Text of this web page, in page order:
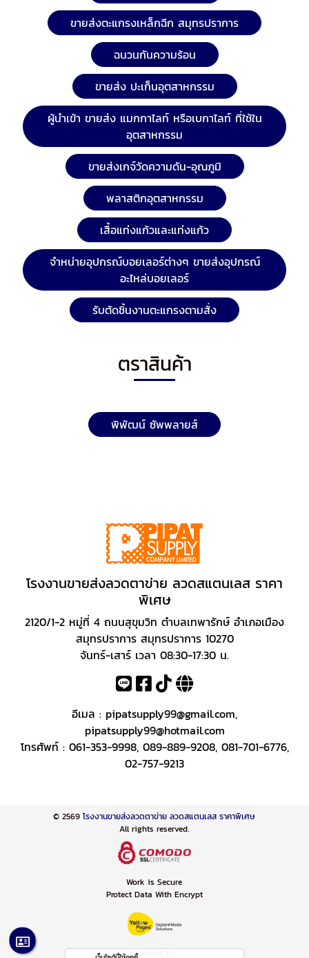
ขายส่งตะแกรงเหล็กฉีก สมุทรปราการ
ฉนวนกันความร้อน
ขายส่ง ปะเก็นอุตสาหกรรม
ผู้นำเข้า ขายส่ง แมกกาไลท์ หรือเบกาไลท์ ที่ใช้ใน
อุตสาหกรรม
ขายส่งเกจ์วัดความดัน-อุณภูมิ
พลาสติกอุตสาหกรรม
เสื้อแท่งแก้วและแท่งแก้ว
จำหน่ายอุปกรณ์บอยเลอร์ต่างๆ ขายส่งอุปกรณ์
อะไหล่บอยเลอร์
รับตัดชิ้นงานตะแกรงตามสั่ง
ตราสินค้า
พิพัฒน์ ซัพพลายส์
โรงงานขายส่งลวดตาข่าย ลวดสแตนเลส ราคา
พิเศษ
2120/1-2 หมู่ที่ 4 ถนนสุขุมวิท ตำบลเทพารักษ์ อำเภอเมือง
สมุทรปราการ สมุทรปราการ 10270
จันทร์-เสาร์ เวลา 08:30-17:30 น.
อีเมล : pipatsupply99@gmail.com,
pipatsupply99@hotmail.com
โทรศัพท์ : 061-353-9998, 089-889-9208, 081-701-6776,
02-757-9213
© 2569โรงงานขายส่งลวดตาข่าย ลวดสแตนเลส ราคาพิเศษ
All rights reserved.
Work is Secure
Protect Data With Encrypt
Powered By